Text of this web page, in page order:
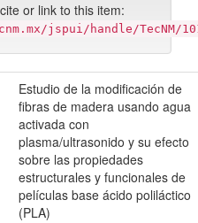
or link to this item:
jspui/handle/TecNM/
Estudio de la modificación de
fibras de madera usando agua
activada con
plasma/ultrasonido y su efecto
sobre las propiedades
estructurales y funcionales de
películas base ácido poliláctico
(PLA)